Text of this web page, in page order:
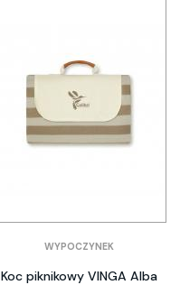
WYPOCZYNEK
Koc piknikowy VINGA Alba